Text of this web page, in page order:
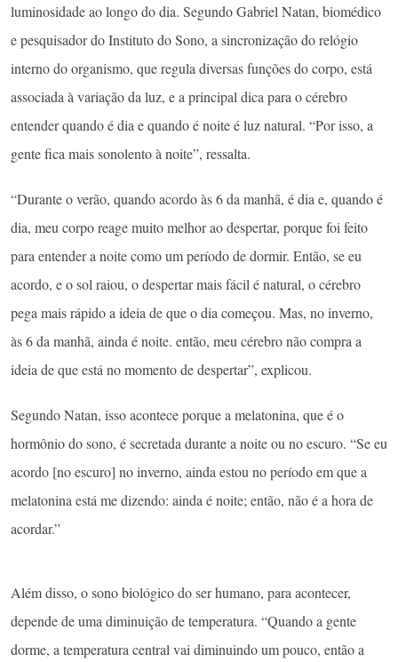
luminosidade ao longo do dia. Segundo Gabriel Natan, biomédico
e pesquisador do Instituto do Sono, a sincronização do relógio
interno do organismo, que regula diversas funções do corpo, está
associada à variação da luz, e a principal dica para o cérebro
entender quando é dia e quando é noite é luz natural. “Por isso, a
gente fica mais sonolento à noite”, ressalta.
“Durante o verão, quando acordo às 6 da manhã, é dia e, quando é
dia, meu corpo reage muito melhor ao despertar, porque foi feito
para entender a noite como um período de dormir. Então, se eu
acordo, e o sol raiou, o despertar mais fácil é natural, o cérebro
pega mais rápido a ideia de que o dia começou. Mas, no inverno,
às 6 da manhã, ainda é noite. então, meu cérebro não compra a
ideia de que está no momento de despertar”, explicou.
Segundo Natan, isso acontece porque a melatonina, que é o
hormônio do sono, é secretada durante a noite ou no escuro. “Se eu
acordo [no escuro] no inverno, ainda estou no período em que a
melatonina está me dizendo: ainda é noite; então, não é a hora de
acordar.”
Além disso, o sono biológico do ser humano, para acontecer,
depende de uma diminuição de temperatura. “Quando a gente
dorme, a temperatura central vai diminuindo um pouco, então a